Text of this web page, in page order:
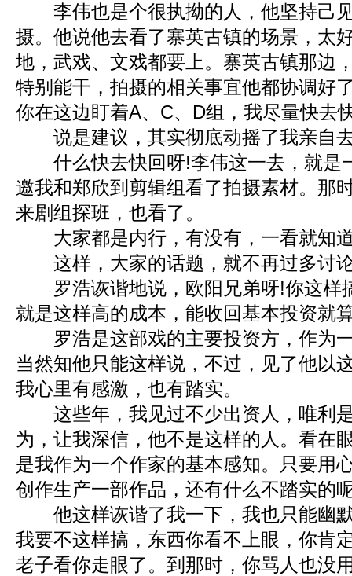
李伟也是个很执拗的人，他坚持己
摄。他说他去看了寨英古镇的场景，太
地，武戏、文戏都要上。寨英古镇那边
特别能干，拍摄的相关事宜他都协调好
你在这边盯着A、C、D组，我尽量快去
说是建议，其实彻底动摇了我亲自
什么快去快回呀!李伟这一去，就是
邀我和郑欣到剪辑组看了拍摄素材。那
来剧组探班，也看了。
大家都是内行，有没有，一看就知
这样，大家的话题，就不再过多讨
罗浩诙谐地说，欧阳兄弟呀!你这样
就是这样高的成本，能收回基本投资就
罗浩是这部戏的主要投资方，作为
当然知他只能这样说，不过，见了他以
我心里有感激，也有踏实。
这些年，我见过不少出资人，唯利
为，让我深信，他不是这样的人。看在
是我作为一个作家的基本感知。只要用
创作生产一部作品，还有什么不踏实的
他这样诙谐了我一下，我也只能幽
我要不这样搞，东西你看不上眼，你肯
老子看你走眼了。到那时，你骂人也没